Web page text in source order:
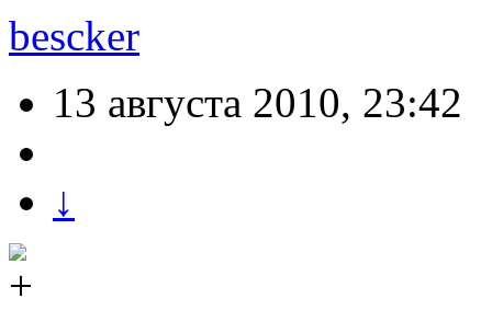
bescker
13 августа 2010, 23:42
↓